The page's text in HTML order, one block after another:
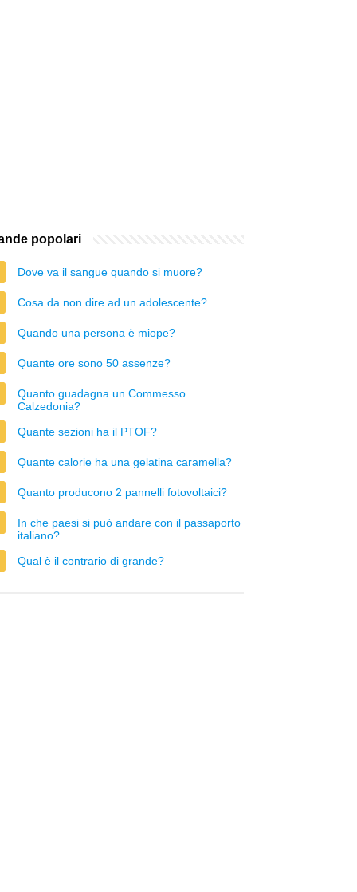
popolari
Dove va il sangue quando si muore?
Cosa da non dire ad un adolescente?
Quando una persona è miope?
Quante ore sono 50 assenze?
Quanto guadagna un Commesso
Calzedonia?
Quante sezioni ha il PTOF?
Quante calorie ha una gelatina caramella?
Quanto producono 2 pannelli fotovoltaici?
In che paesi si può andare con il passaporto
italiano?
Qual è il contrario di grande?